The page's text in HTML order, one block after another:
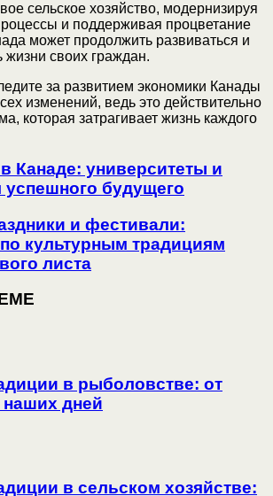
сельское хозяйство, модернизируя
и поддерживая процветание
может продолжить развиваться и
жизни своих граждан.
за развитием экономики Канады
изменений, ведь это действительно
которая затрагивает жизнь каждого
Канаде: университеты и
будущего
и фестивали:
культурным традициям
листа
в рыболовстве: от
дней
в сельском хозяйстве: